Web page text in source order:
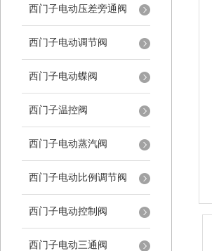
西门子电动压差旁通阀
西门子电动调节阀
西门子电动蝶阀
西门子温控阀
西门子电动蒸汽阀
西门子电动比例调节阀
西门子电动控制阀
西门子电动三通阀